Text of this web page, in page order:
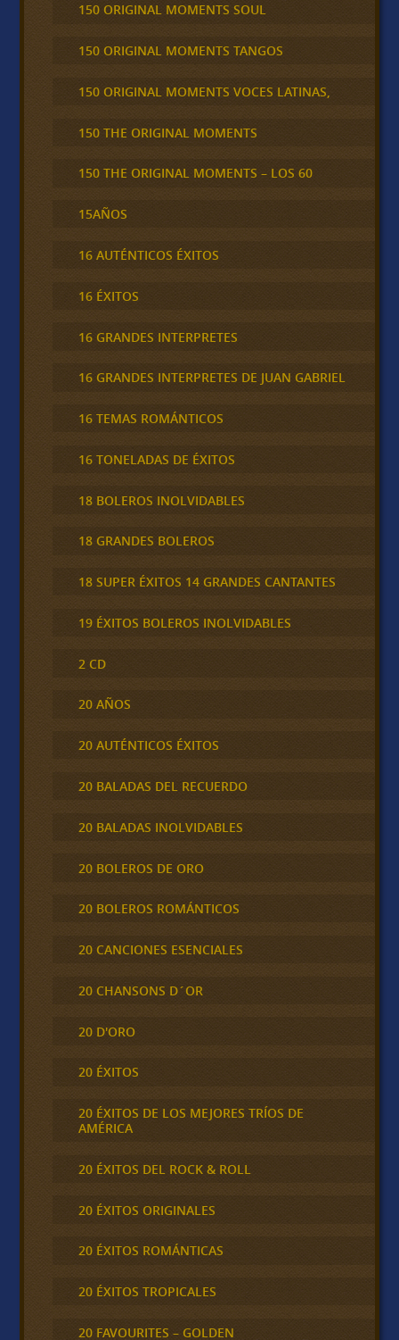
150 ORIGINAL MOMENTS SOUL
150 ORIGINAL MOMENTS TANGOS
150 ORIGINAL MOMENTS VOCES LATINAS,
150 THE ORIGINAL MOMENTS
150 THE ORIGINAL MOMENTS – LOS 60
15AÑOS
16 AUTÉNTICOS ÉXITOS
16 ÉXITOS
16 GRANDES INTERPRETES
16 GRANDES INTERPRETES DE JUAN GABRIEL
16 TEMAS ROMÁNTICOS
16 TONELADAS DE ÉXITOS
18 BOLEROS INOLVIDABLES
18 GRANDES BOLEROS
18 SUPER ÉXITOS 14 GRANDES CANTANTES
19 ÉXITOS BOLEROS INOLVIDABLES
2 CD
20 AÑOS
20 AUTÉNTICOS ÉXITOS
20 BALADAS DEL RECUERDO
20 BALADAS INOLVIDABLES
20 BOLEROS DE ORO
20 BOLEROS ROMÁNTICOS
20 CANCIONES ESENCIALES
20 CHANSONS D´OR
20 D'ORO
20 ÉXITOS
20 ÉXITOS DE LOS MEJORES TRÍOS DE
AMÉRICA
20 ÉXITOS DEL ROCK & ROLL
20 ÉXITOS ORIGINALES
20 ÉXITOS ROMÁNTICAS
20 ÉXITOS TROPICALES
20 FAVOURITES – GOLDEN